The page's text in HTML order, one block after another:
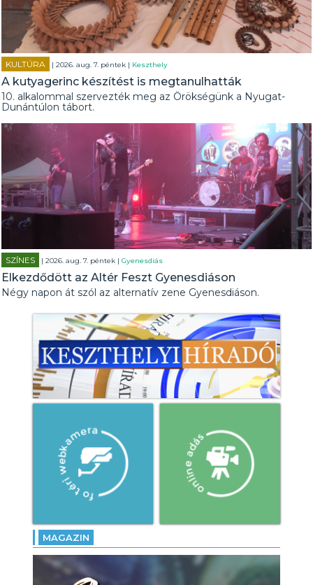
KULTÚRA | 2026. aug. 7. péntek | Keszthely
A kutyagerinc készítést is megtanulhatták
10. alkalommal szervezték meg az Örökségünk a Nyugat-
Dunántúlon tábort.
SZÍNES | 2026. aug. 7. péntek |Gyenesdiás
Elkezdődött az Altér Feszt Gyenesdiáson
Négy napon át szól az alternatív zene Gyenesdiáson.
MAGAZIN